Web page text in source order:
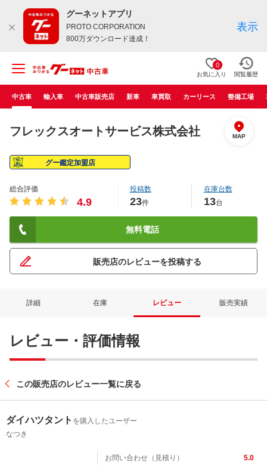
グーネットアプリ
PROTO CORPORATION
800万ダウンロード達成！
表示
0
お気に入り 閲覧履歴
中古車 輸入車 中古車販売店 新車 車買取 カーリース 整備工場
フレックスオートサービス株式会社 MAP
グー鑑定加盟店
総合評価
4.9
投稿数
23件
在庫台数
13台
無料電話
販売店のレビューを投稿する
詳細 在庫 レビュー 販売実績
レビュー・評価情報
この販売店のレビュー一覧に戻る
ダイハツタント を購入したユーザー
なつき
お問い合わせ（見積り）
5.0